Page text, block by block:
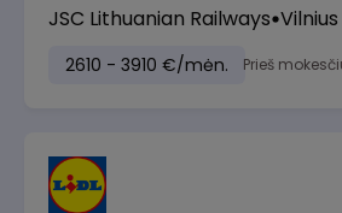
JSC Lithuanian Railways Vilnius
2610 - 3910 €/mėn. Prieš